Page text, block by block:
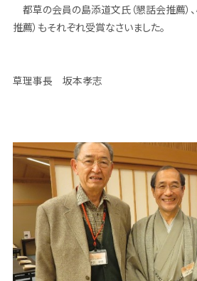
都草の会員の島添道文氏（懇話会推薦）
推薦）もそれぞれ受賞なさいました。
報告
草理事長 坂本孝志